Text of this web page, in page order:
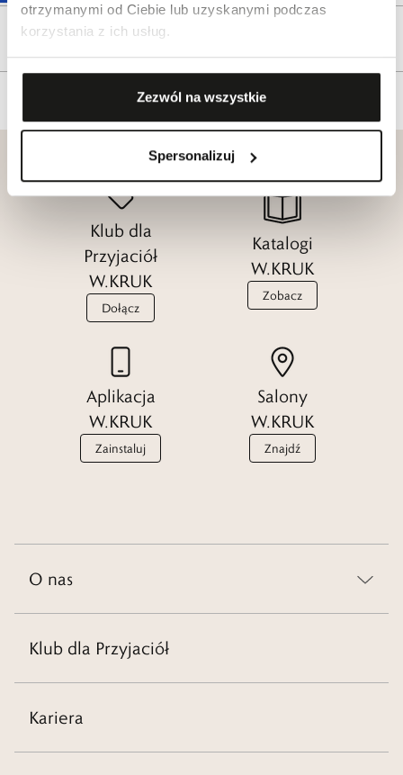
otrzymanymi od Ciebie lub uzyskanymi podczas
korzystania z ich usług.
Zezwól na wszystkie
Spersonalizuj
Tagi
Klub dla
Przyjaciół
W.KRUK
Dołącz
Katalogi
W.KRUK
Zobacz
Aplikacja
W.KRUK
Zainstaluj
Salony
W.KRUK
Znajdź
O nas
Klub dla Przyjaciół
Kariera